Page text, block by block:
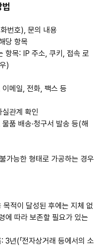
법
번호), 문의 내용
당 항목
항목: IP 주소, 쿠키, 접속 로
)
메일, 전화, 팩스 등
관계 확인
품 배송·청구서 발송 등(해
가능한 형태로 가공하는 경우
적이 달성된 후에는 지체 없
에 따라 보존할 필요가 있는
년(「전자상거래 등에서의 소